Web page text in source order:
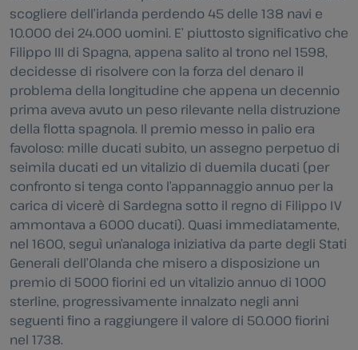
scogliere dell’irlanda perdendo 45 delle 138 navi e
10.000 dei 24.000 uomini. E’ piuttosto significativo che
Filippo III di Spagna, appena salito al trono nel 1598,
decidesse di risolvere con la forza del denaro il
problema della longitudine che appena un decennio
prima aveva avuto un peso rilevante nella distruzione
della flotta spagnola. Il premio messo in palio era
favoloso: mille ducati subito, un assegno perpetuo di
seimila ducati ed un vitalizio di duemila ducati (per
confronto si tenga conto l’appannaggio annuo per la
carica di vicerè di Sardegna sotto il regno di Filippo IV
ammontava a 6000 ducati). Quasi immediatamente,
nel 1600, seguì un’analoga iniziativa da parte degli Stati
Generali dell’Olanda che misero a disposizione un
premio di 5000 fiorini ed un vitalizio annuo di 1000
sterline, progressivamente innalzato negli anni
seguenti fino a raggiungere il valore di 50.000 fiorini
nel 1738.